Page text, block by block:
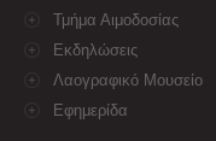
Τμήμα Αιμοδοσίας
Εκδηλώσεις
Λαογραφικό Μουσείο
Εφημερίδα